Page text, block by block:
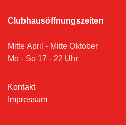
Clubhausöffnungszeiten
Mitte April - Mitte Oktober
Mo - So 17 - 22 Uhr
Kontakt
Impressum